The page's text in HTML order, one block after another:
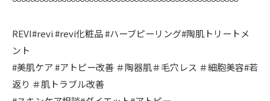
REVI#revi #revi化粧品 #ハーブピーリング#陶肌トリートメ
ント
#美肌ケア #アトピー改善 ＃陶器肌＃毛穴レス ＃細胞美容#若
返り ＃肌トラブル改善